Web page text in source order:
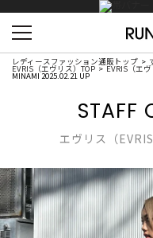
レディースファッション通販トップ
EVRIS（エヴリス）TOP EVRIS（エ
MINAMI 2025.02.21 UP
STAFF
エヴリス（